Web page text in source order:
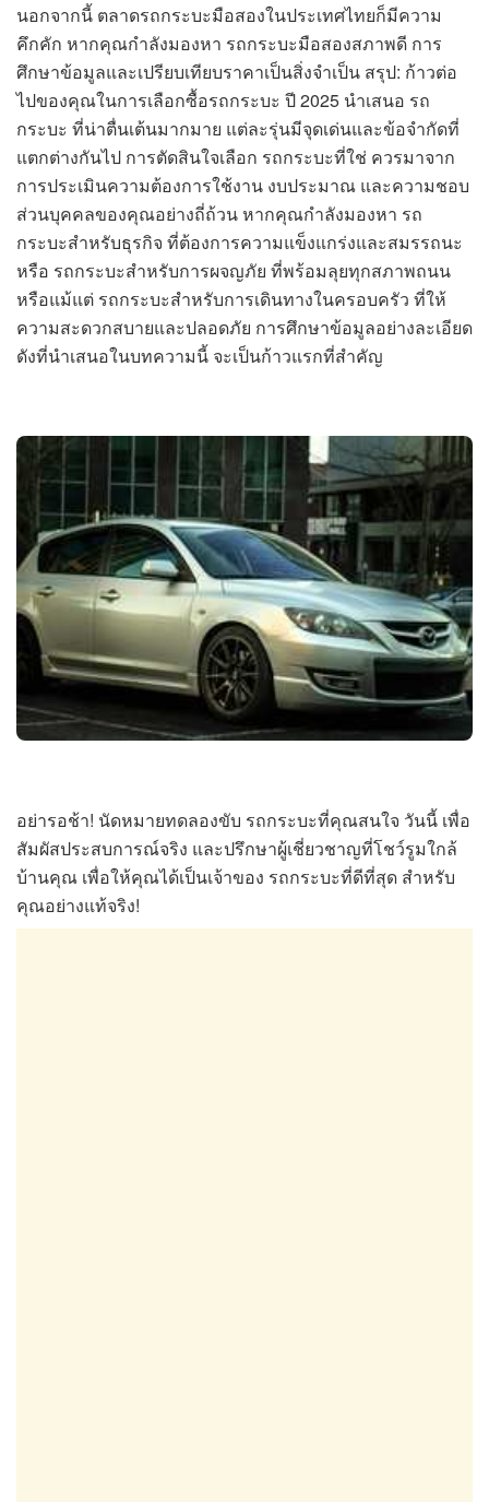
นอกจากนี้ ตลาดรถกระบะมือสองในประเทศไทยก็มีความ
คึกคัก หากคุณกำลังมองหา รถกระบะมือสองสภาพดี การ
ศึกษาข้อมูลและเปรียบเทียบราคาเป็นสิ่งจำเป็น สรุป: ก้าวต่อ
ไปของคุณในการเลือกซื้อรถกระบะ ปี 2025 นำเสนอ รถ
กระบะ ที่น่าตื่นเต้นมากมาย แต่ละรุ่นมีจุดเด่นและข้อจำกัดที่
แตกต่างกันไป การตัดสินใจเลือก รถกระบะที่ใช่ ควรมาจาก
การประเมินความต้องการใช้งาน งบประมาณ และความชอบ
ส่วนบุคคลของคุณอย่างถี่ถ้วน หากคุณกำลังมองหา รถ
กระบะสำหรับธุรกิจ ที่ต้องการความแข็งแกร่งและสมรรถนะ
หรือ รถกระบะสำหรับการผจญภัย ที่พร้อมลุยทุกสภาพถนน
หรือแม้แต่ รถกระบะสำหรับการเดินทางในครอบครัว ที่ให้
ความสะดวกสบายและปลอดภัย การศึกษาข้อมูลอย่างละเอียด
ดังที่นำเสนอในบทความนี้ จะเป็นก้าวแรกที่สำคัญ
อย่ารอช้า! นัดหมายทดลองขับ รถกระบะที่คุณสนใจ วันนี้ เพื่อ
สัมผัสประสบการณ์จริง และปรึกษาผู้เชี่ยวชาญที่โชว์รูมใกล้
บ้านคุณ เพื่อให้คุณได้เป็นเจ้าของ รถกระบะที่ดีที่สุด สำหรับ
คุณอย่างแท้จริง!